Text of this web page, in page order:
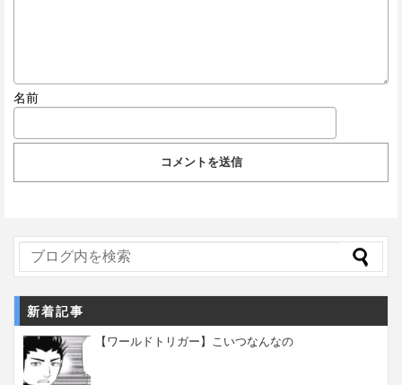
名前
新着記事
【ワールドトリガー】こいつなんなの